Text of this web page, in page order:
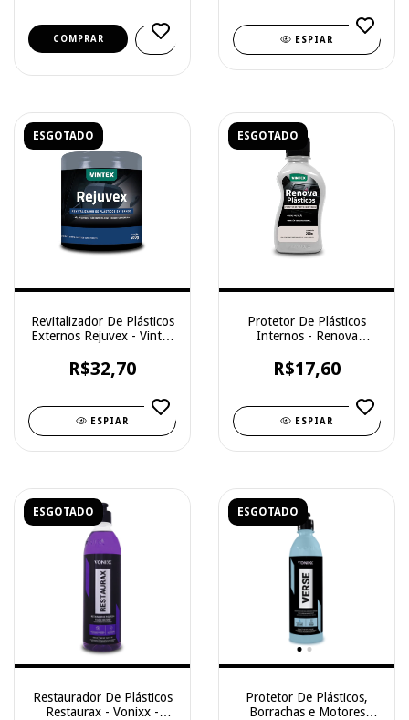
ESPIAR
ESGOTADO
Revitalizador De Plásticos
Externos Rejuvex - Vintex
R$32,70
ESPIAR
ESGOTADO
Protetor De Plásticos
Internos - Renova
R$17,60
ESPIAR
ESGOTADO
Restaurador De Plásticos
Restaurax - Vonixx -
ESGOTADO
Protetor De Plásticos,
Borrachas e Motores